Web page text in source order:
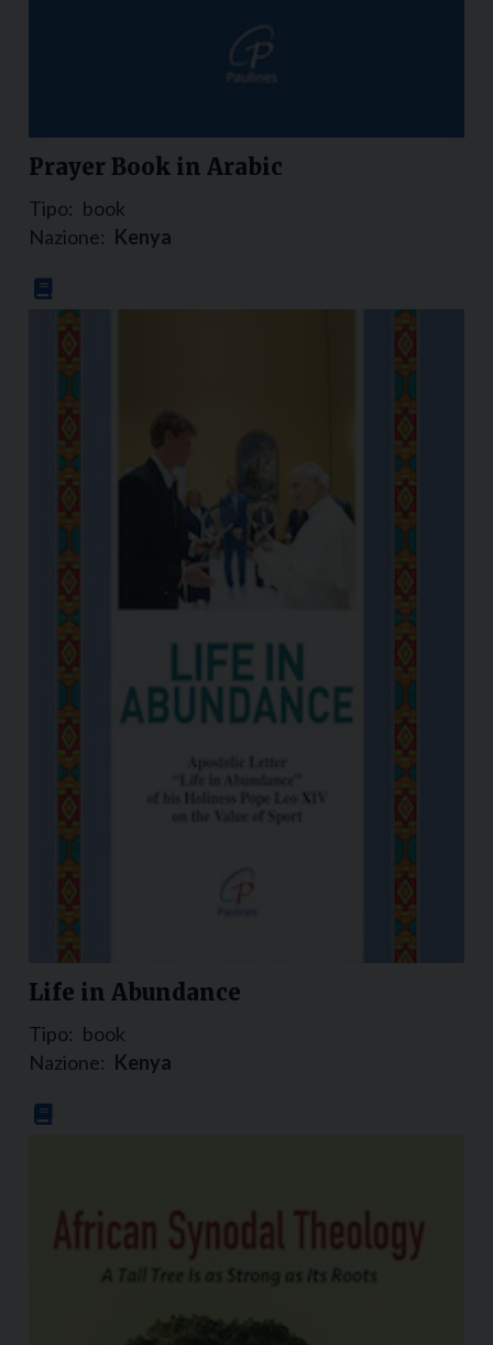
Prayer Book in Arabic
Tipo: book
Nazione: Kenya
Life in Abundance
Tipo: book
Nazione: Kenya